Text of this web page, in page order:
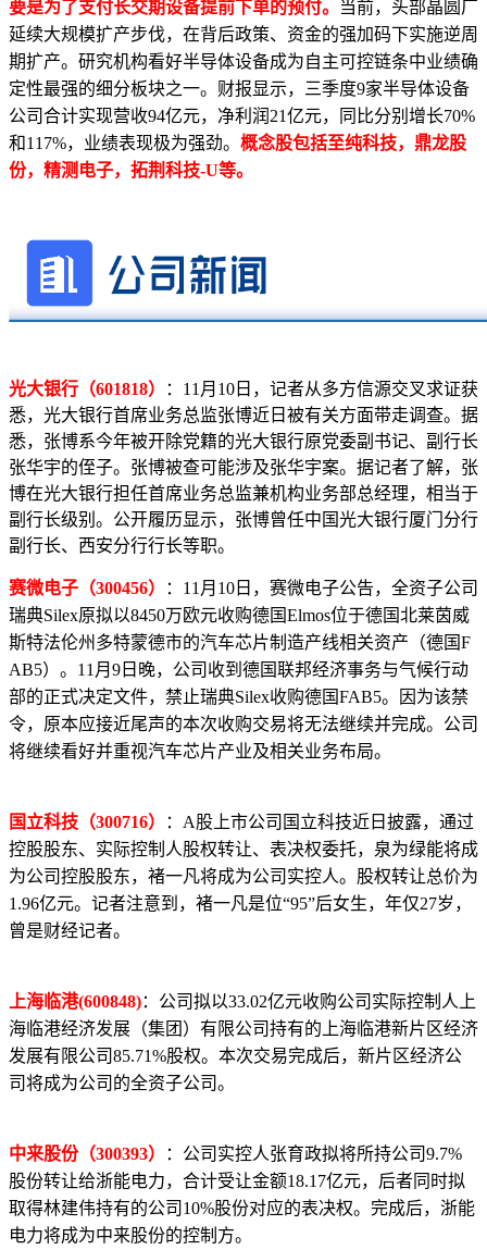
要是为了支付长交期设备提前下单的预付。
当前，头部晶圆厂
延续大规模扩产步伐，在背后政策、资金的强加码下实施逆周
期扩产。研究机构看好半导体设备成为自主可控链条中业绩确
定性最强的细分板块之一。财报显示，三季度9家半导体设备
公司合计实现营收94亿元，净利润21亿元，同比分别增长70%
和117%，业绩表现极为强劲。 概念股包括至纯科技，鼎龙股
份，精测电子，拓荆科技-U等。
光大银行（601818）
：11月10日，记者从多方信源交叉求证获
悉，光大银行首席业务总监张博近日被有关方面带走调查。据
悉，张博系今年被开除党籍的光大银行原党委副书记、副行长
张华宇的侄子。张博被查可能涉及张华宇案。据记者了解，张
博在光大银行担任首席业务总监兼机构业务部总经理，相当于
副行长级别。公开履历显示，张博曾任中国光大银行厦门分行
副行长、西安分行行长等职。
赛微电子（300456）
：11月10日，赛微电子公告，全资子公司
瑞典Silex原拟以8450万欧元收购德国Elmos位于德国北莱茵威
斯特法伦州多特蒙德市的汽车芯片制造产线相关资产（德国F
AB5）。11月9日晚，公司收到德国联邦经济事务与气候行动
部的正式决定文件，禁止瑞典Silex收购德国FAB5。因为该禁
令，原本应接近尾声的本次收购交易将无法继续并完成。公司
将继续看好并重视汽车芯片产业及相关业务布局。
国立科技（300716）
：A股上市公司国立科技近日披露，通过
控股股东、实际控制人股权转让、表决权委托，泉为绿能将成
为公司控股股东，褚一凡将成为公司实控人。股权转让总价为
1.96亿元。记者注意到，褚一凡是位“95”后女生，年仅27岁，
曾是财经记者。
上海临港(600848)：公司拟以33.02亿元收购公司实际控制人上
海临港经济发展（集团）有限公司持有的上海临港新片区经济
发展有限公司85.71%股权。本次交易完成后，新片区经济公
司将成为公司的全资子公司。
中来股份（300393）
：公司实控人张育政拟将所持公司9.7%
股份转让给浙能电力，合计受让金额18.17亿元，后者同时拟
取得林建伟持有的公司10%股份对应的表决权。完成后，浙能
电力将成为中来股份的控制方。